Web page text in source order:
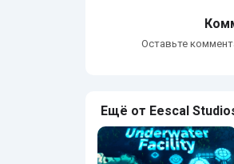
Оставьте
Ещё от Eescal